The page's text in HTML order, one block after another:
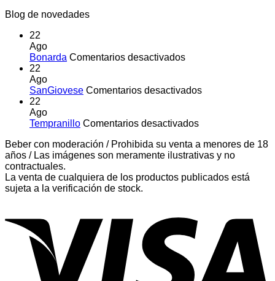
Blog de novedades
22
Ago
Bonarda Comentarios desactivadosen
22
Ago
SanGiovese Comentarios desactivadosen
22
Ago
Tempranillo Comentarios desactivadosen
Beber con moderación / Prohibida su venta a menores de 18
años / Las imágenes son meramente ilustrativas y no
contractuales.
La venta de cualquiera de los productos publicados está
sujeta a la verificación de stock.